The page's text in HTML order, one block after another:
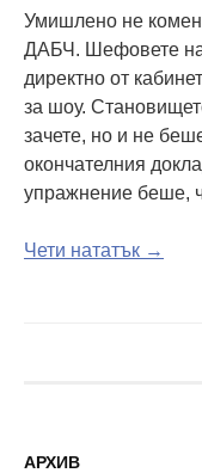
Умишлено не
ДАБЧ. Шефовете на
директно от
за шоу.
зачете, но и не
окончателния
упражнение беше,
Чети нататък →
АРХИВ